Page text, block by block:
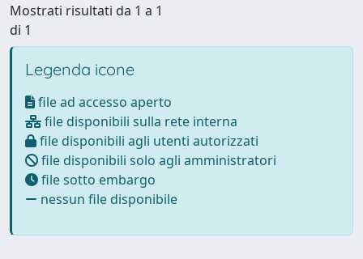
Mostrati risultati da 1 a 1
di 1
Legenda icone
file ad accesso aperto
file disponibili sulla rete interna
file disponibili agli utenti autorizzati
file disponibili solo agli amministratori
file sotto embargo
nessun file disponibile